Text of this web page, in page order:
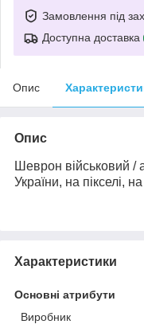
Замовлення під
Доступна доставка
Опис
Опис
Шеврон військовий /
України, на пікселі,
Характеристики
Основні атрибути
Виробник